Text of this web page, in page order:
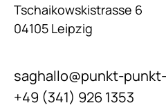
Tschaikowskistrasse 6
04105 Leipzig
saghallo@punkt-
+49 (341) 926 1353